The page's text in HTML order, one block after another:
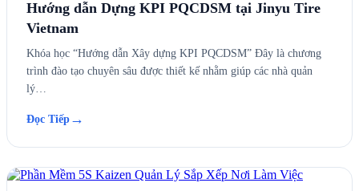
Hướng dẫn Dựng KPI PQCDSM tại Jinyu Tire
Vietnam
Khóa học “Hướng dẫn Xây dựng KPI PQCDSM” Đây là chương
trình đào tạo chuyên sâu được thiết kế nhằm giúp các nhà quản
lý…
Đọc Tiếp →